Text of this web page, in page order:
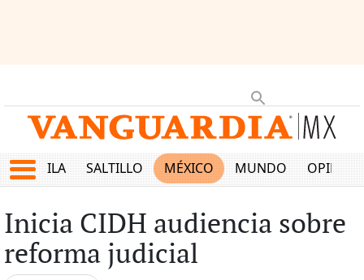
COAHUILA SALTILLO MÉXICO MUNDO OPINIÓN
Inicia CIDH audiencia sobre
reforma judicial